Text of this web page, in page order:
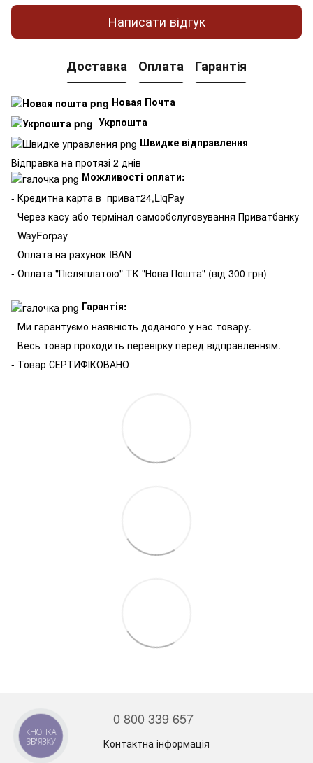
Написати відгук
Доставка Оплата Гарантія
Новая Почта
Укрпошта
Швидке відправлення
Відправка на протязі 2 днів
Можливості оплати:
- Кредитна карта в приват24,LiqPay
- Через касу або термінал самообслуговування Приватбанку
- WayForpay
- Оплата на рахунок IBAN
- Оплата "Післяплатою" ТК "Нова Пошта" (від 300 грн)
Гарантія:
- Ми гарантуємо наявність доданого у нас товару.
- Весь товар проходить перевірку перед відправленням.
- Товар СЕРТИФІКОВАНО
0 800 339 657
Контактна інформація
КНОПКА
ЗВ'ЯЗКУ